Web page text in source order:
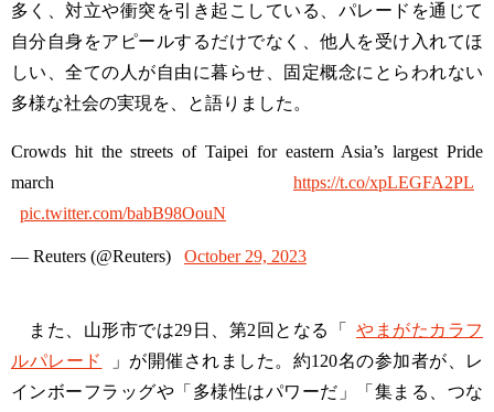
多く、対立や衝突を引き起こしている、パレードを通じて
自分自身をアピールするだけでなく、他人を受け入れてほ
しい、全ての人が自由に暮らせ、固定概念にとらわれない
多様な社会の実現を、と語りました。
Crowds hit the streets of Taipei for eastern Asia’s largest Pride
march
https://t.co/xpLEGFA2PL
pic.twitter.com/babB98OouN
— Reuters (@Reuters) October 29, 2023
また、山形市では29日、第2回となる「
やまがたカラフ
ルパレード
」が開催されました。約120名の参加者が、レ
インボーフラッグや「多様性はパワーだ」「集まる、つな